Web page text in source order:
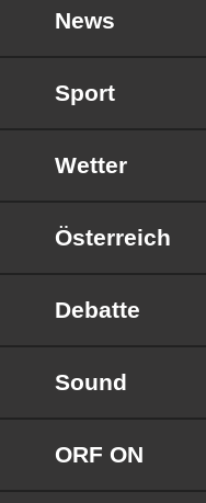
News
Sport
Wetter
Österreich
Debatte
Sound
ORF ON